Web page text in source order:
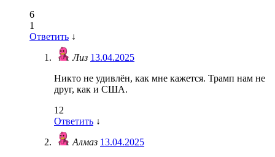
6
1
Ответить ↓
Лиз 13.04.2025
Никто не удивлён, как мне кажется. Трамп нам не
друг, как и США.
12
Ответить ↓
Алмаз 13.04.2025